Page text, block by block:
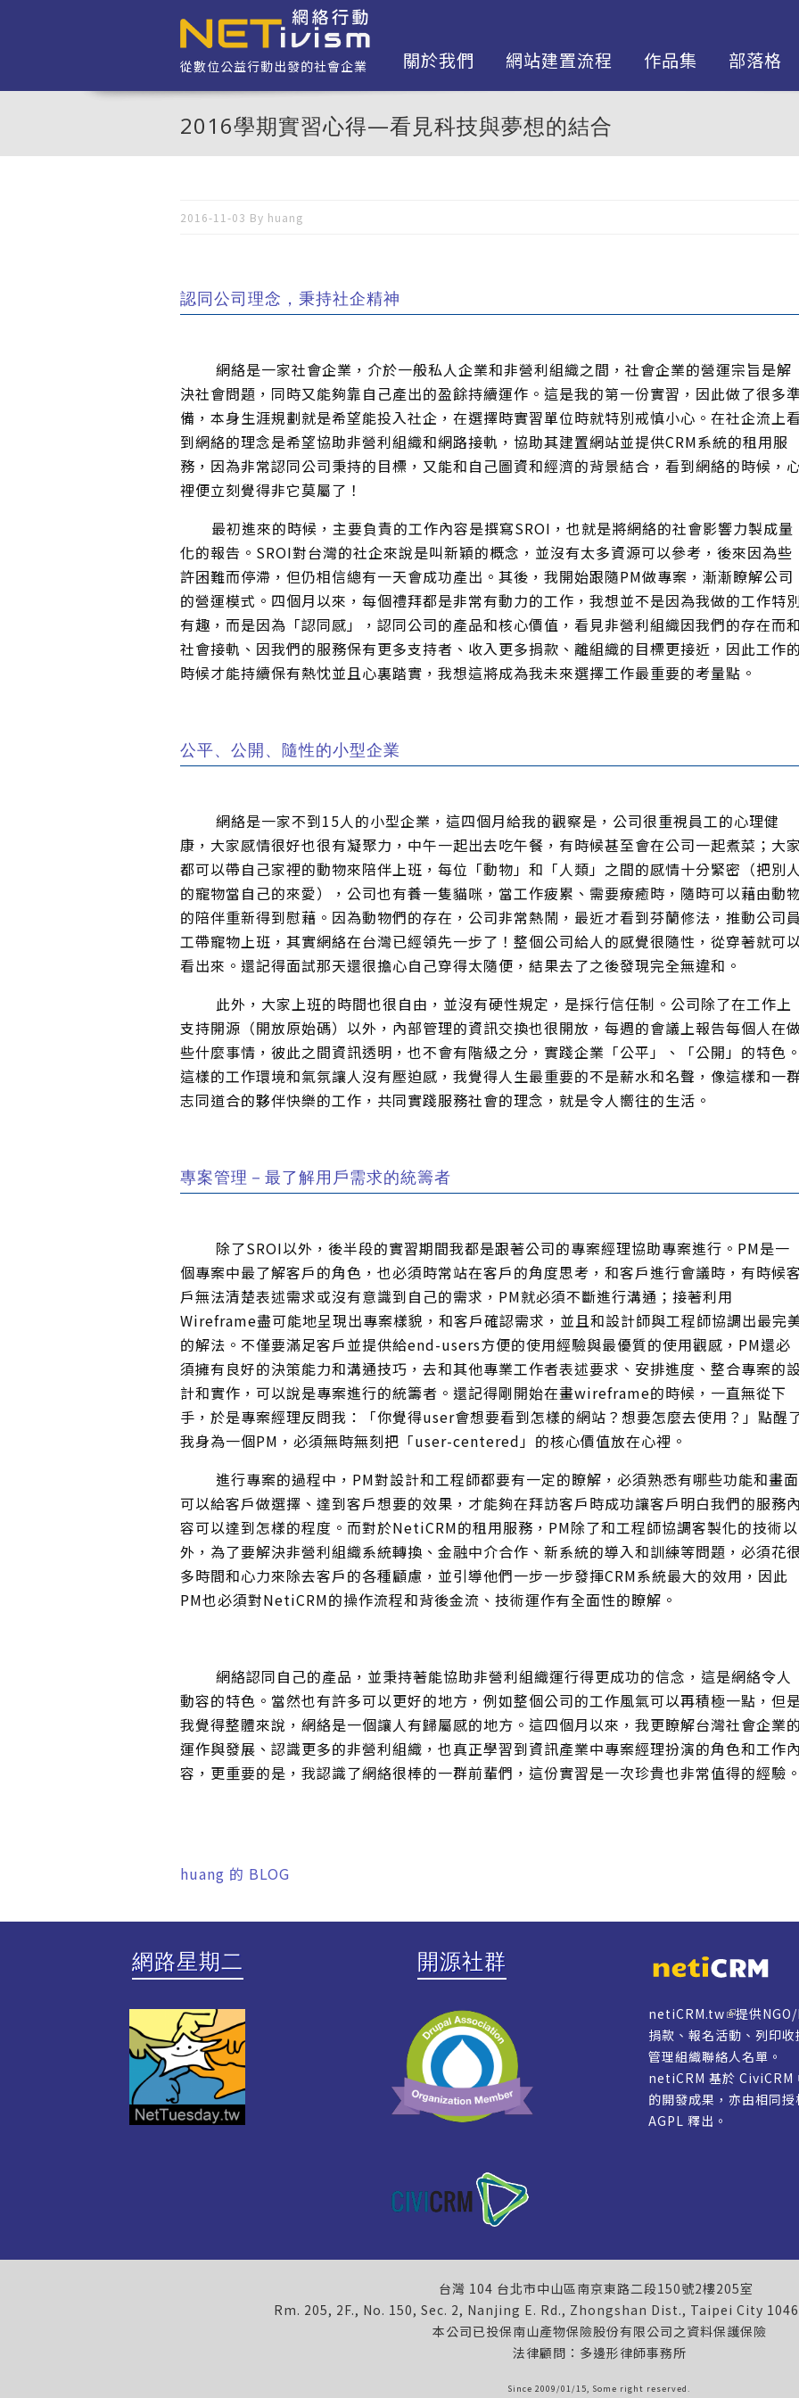
從數位公益行動出發的社會企業 關於我們 網站建置流程 作品集 部落格
2016學期實習心得—看見科技與夢想的結合
2016-11-03 By huang
認同公司理念，秉持社企精神
網絡是一家社會企業，介於一般私人企業和非營利組織之間，社會企業的營運宗旨是解
決社會問題，同時又能夠靠自己產出的盈餘持續運作。這是我的第一份實習，因此做了很多
備，本身生涯規劃就是希望能投入社企，在選擇時實習單位時就特別戒慎小心。在社企流上
到網絡的理念是希望協助非營利組織和網路接軌，協助其建置網站並提供CRM系統的租用服
務，因為非常認同公司秉持的目標，又能和自己圖資和經濟的背景結合，看到網絡的時候，
裡便立刻覺得非它莫屬了！
最初進來的時候，主要負責的工作內容是撰寫SROI，也就是將網絡的社會影響力製成量
化的報告。SROI對台灣的社企來說是叫新穎的概念，並沒有太多資源可以參考，後來因為些
許困難而停滯，但仍相信總有一天會成功產出。其後，我開始跟隨PM做專案，漸漸瞭解公司
的營運模式。四個月以來，每個禮拜都是非常有動力的工作，我想並不是因為我做的工作特
有趣，而是因為「認同感」，認同公司的產品和核心價值，看見非營利組織因我們的存在而
社會接軌、因我們的服務保有更多支持者、收入更多捐款、離組織的目標更接近，因此工作
時候才能持續保有熱忱並且心裏踏實，我想這將成為我未來選擇工作最重要的考量點。
公平、公開、隨性的小型企業
網絡是一家不到15人的小型企業，這四個月給我的觀察是，公司很重視員工的心理健
康，大家感情很好也很有凝聚力，中午一起出去吃午餐，有時候甚至會在公司一起煮菜；大
都可以帶自己家裡的動物來陪伴上班，每位「動物」和「人類」之間的感情十分緊密（把別
的寵物當自己的來愛），公司也有養一隻貓咪，當工作疲累、需要療癒時，隨時可以藉由動
的陪伴重新得到慰藉。因為動物們的存在，公司非常熱鬧，最近才看到芬蘭修法，推動公司
工帶寵物上班，其實網絡在台灣已經領先一步了！整個公司給人的感覺很隨性，從穿著就可
看出來。還記得面試那天還很擔心自己穿得太隨便，結果去了之後發現完全無違和。
此外，大家上班的時間也很自由，並沒有硬性規定，是採行信任制。公司除了在工作上
支持開源（開放原始碼）以外，內部管理的資訊交換也很開放，每週的會議上報告每個人在
些什麼事情，彼此之間資訊透明，也不會有階級之分，實踐企業「公平」、「公開」的特色
這樣的工作環境和氣氛讓人沒有壓迫感，我覺得人生最重要的不是薪水和名聲，像這樣和一
志同道合的夥伴快樂的工作，共同實踐服務社會的理念，就是令人嚮往的生活。
專案管理－最了解用戶需求的統籌者
除了SROI以外，後半段的實習期間我都是跟著公司的專案經理協助專案進行。PM是一
個專案中最了解客戶的角色，也必須時常站在客戶的角度思考，和客戶進行會議時，有時候
戶無法清楚表述需求或沒有意識到自己的需求，PM就必須不斷進行溝通；接著利用
Wireframe盡可能地呈現出專案樣貌，和客戶確認需求，並且和設計師與工程師協調出最完
的解法。不僅要滿足客戶並提供給end-users方便的使用經驗與最優質的使用觀感，PM還必
須擁有良好的決策能力和溝通技巧，去和其他專業工作者表述要求、安排進度、整合專案的
計和實作，可以說是專案進行的統籌者。還記得剛開始在畫wireframe的時候，一直無從下
手，於是專案經理反問我：「你覺得user會想要看到怎樣的網站？想要怎麼去使用？」點醒
我身為一個PM，必須無時無刻把「user-centered」的核心價值放在心裡。
進行專案的過程中，PM對設計和工程師都要有一定的瞭解，必須熟悉有哪些功能和畫面
可以給客戶做選擇、達到客戶想要的效果，才能夠在拜訪客戶時成功讓客戶明白我們的服務
容可以達到怎樣的程度。而對於NetiCRM的租用服務，PM除了和工程師協調客製化的技術以
外，為了要解決非營利組織系統轉換、金融中介合作、新系統的導入和訓練等問題，必須花
多時間和心力來除去客戶的各種顧慮，並引導他們一步一步發揮CRM系統最大的效用，因此
PM也必須對NetiCRM的操作流程和背後金流、技術運作有全面性的瞭解。
網絡認同自己的產品，並秉持著能協助非營利組織運行得更成功的信念，這是網絡令人
動容的特色。當然也有許多可以更好的地方，例如整個公司的工作風氣可以再積極一點，但
我覺得整體來說，網絡是一個讓人有歸屬感的地方。這四個月以來，我更瞭解台灣社會企業
運作與發展、認識更多的非營利組織，也真正學習到資訊產業中專案經理扮演的角色和工作
容，更重要的是，我認識了網絡很棒的一群前輩們，這份實習是一次珍貴也非常值得的經驗
huang 的 BLOG
網路星期二 開源社群
netiCRM.tw
提供
捐款、報名活動、列印
管理組織聯絡人名單。
netiCRM 基於 CiviCRM
的開發成果，亦由相同
AGPL 釋出。
台灣 104 台北市中山區南京東路二段150號2樓205室
Rm. 205, 2F., No. 150, Sec. 2, Nanjing E. Rd., Zhongshan Dist., Taipei City
本公司已投保南山產物保險股份有限公司之資料保護保險
法律顧問：多邊形律師事務所
Since 2009/01/15, Some right reserved.